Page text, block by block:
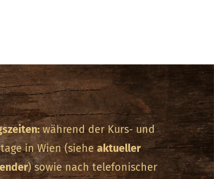
während der Kurs- und
in Wien (sieheaktueller
) sowie nach telefonischer